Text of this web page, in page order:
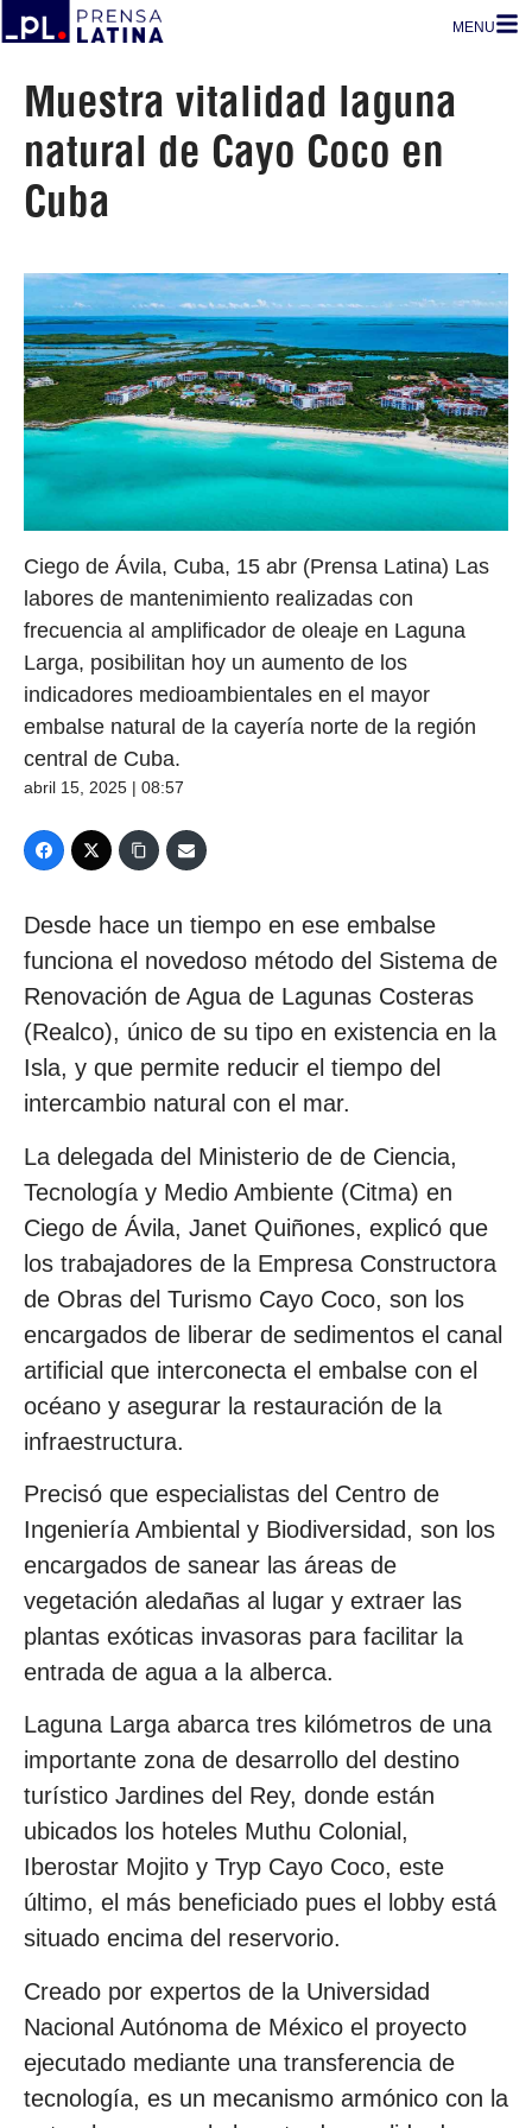
MENU
Muestra vitalidad laguna
natural de Cayo Coco en
Cuba
Ciego de Ávila, Cuba, 15 abr (Prensa Latina) Las
labores de mantenimiento realizadas con
frecuencia al amplificador de oleaje en Laguna
Larga, posibilitan hoy un aumento de los
indicadores medioambientales en el mayor
embalse natural de la cayería norte de la región
central de Cuba.
abril 15, 2025 | 08:57
Desde hace un tiempo en ese embalse
funciona el novedoso método del Sistema de
Renovación de Agua de Lagunas Costeras
(Realco), único de su tipo en existencia en la
Isla, y que permite reducir el tiempo del
intercambio natural con el mar.
La delegada del Ministerio de de Ciencia,
Tecnología y Medio Ambiente (Citma) en
Ciego de Ávila, Janet Quiñones, explicó que
los trabajadores de la Empresa Constructora
de Obras del Turismo Cayo Coco, son los
encargados de liberar de sedimentos el canal
artificial que interconecta el embalse con el
océano y asegurar la restauración de la
infraestructura.
Precisó que especialistas del Centro de
Ingeniería Ambiental y Biodiversidad, son los
encargados de sanear las áreas de
vegetación aledañas al lugar y extraer las
plantas exóticas invasoras para facilitar la
entrada de agua a la alberca.
Laguna Larga abarca tres kilómetros de una
importante zona de desarrollo del destino
turístico Jardines del Rey, donde están
ubicados los hoteles Muthu Colonial,
Iberostar Mojito y Tryp Cayo Coco, este
último, el más beneficiado pues el lobby está
situado encima del reservorio.
Creado por expertos de la Universidad
Nacional Autónoma de México el proyecto
ejecutado mediante una transferencia de
tecnología, es un mecanismo armónico con la